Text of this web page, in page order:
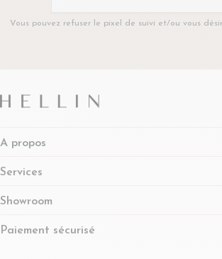
Vous pouvez refuser le pixel de suivi et/ou vous
A propos
Services
Showroom
Paiement sécurisé